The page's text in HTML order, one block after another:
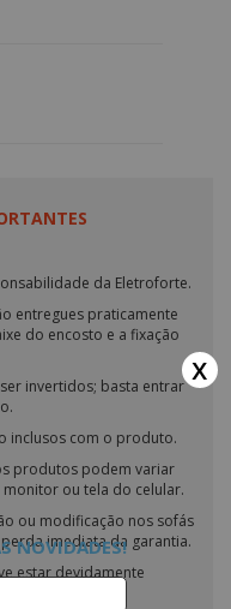
larguras : 138 cm / 158
da Eletroforte.
entregues praticamente
do encosto e a fixação
invertidos; basta entrar
inclusos com o produto.
produtos podem variar
ou tela do celular.
ou modificação nos sofás
imediata da garantia.
estar devidamente
x
NOVIDADES!